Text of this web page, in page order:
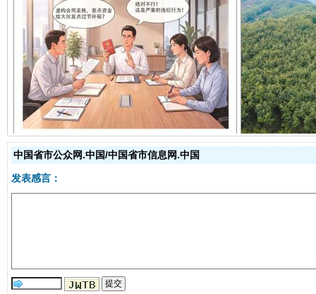
揭开“小金库”的免责幌子
中国省市公众网.中国/中国省市信息网.中国
发表感言：